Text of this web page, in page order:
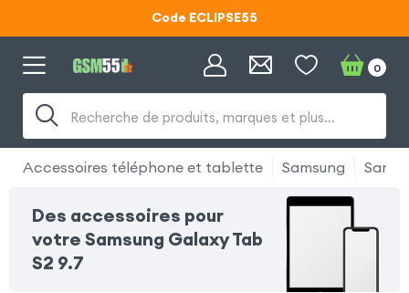
Code ECLIPSE55
Recherche de produits, marques et plus…
0
Accessoires téléphone et tablette Samsung
Des accessoires pour
votre Samsung Galaxy Tab
S2 9.7